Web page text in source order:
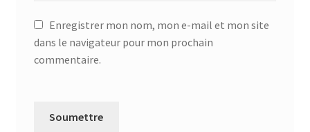
Enregistrer mon nom, mon e-mail et mon site
dans le navigateur pour mon prochain
commentaire.